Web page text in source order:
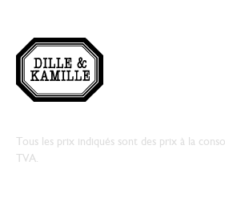
Tous les prix indiqués sont des prix à la
TVA.